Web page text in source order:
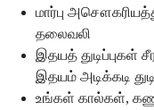
மார்பு
தலைவலி
இதயத் துடிப்புகள்
இதயம் அடிக்கடி
உங்கள் கால்கள்,